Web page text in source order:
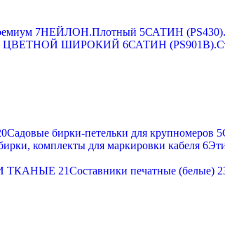
7НЕЙЛОН.Плотный 5САТИН
ЦВЕТНОЙ ШИРОКИЙ 6САТИН
Садовые бирки-петельки для крупномеров 5
комплекты для маркировки кабеля 6
ТКАНЫЕ 21Составники печатные (белые)